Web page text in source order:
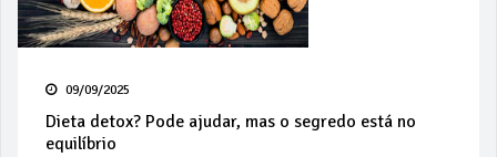
09/09/2025
Dieta detox? Pode ajudar, mas o segredo está no
equilíbrio